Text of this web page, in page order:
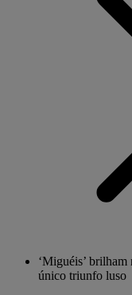
‘Miguéis’
único triunfo luso